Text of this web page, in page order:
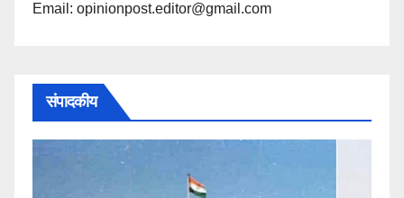
Email: opinionpost.editor@gmail.com
संपादकीय